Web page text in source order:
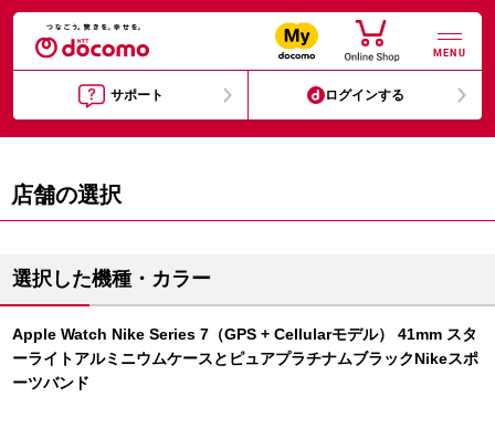
MENU
サポート ログインする
店舗の選択
選択した機種・カラー
Apple Watch Nike Series 7（GPS + Cellularモデル） 41mm スタ
ーライトアルミニウムケースとピュアプラチナムブラックNikeスポ
ーツバンド